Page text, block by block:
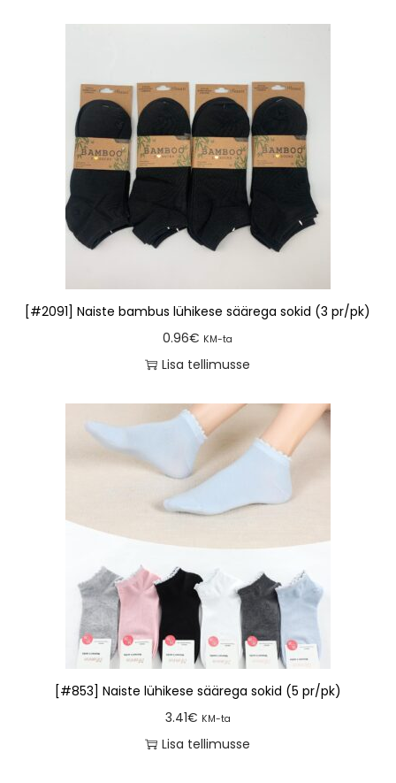
[#2091] Naiste bambus lühikese säärega sokid (3 pr/pk)
0.96€ KM-ta
Lisa tellimusse
[#853] Naiste lühikese säärega sokid (5 pr/pk)
3.41€ KM-ta
Lisa tellimusse